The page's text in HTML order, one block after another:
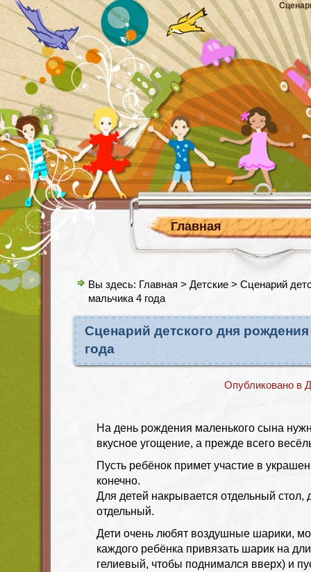
Главная
Вы здесь: Главная > Детские > Сценарий
мальчика 4 года
Сценарий детского дня
года
Опубликовано в
На день рождения маленького сына
вкусное угощение, а прежде всего
Пусть ребёнок примет участие в
конечно.
Для детей накрывается отдельный
отдельный.
Дети очень любят воздушные шарики,
каждого ребёнка привязать шарик на
гелиевый, чтобы поднимался вверх) и